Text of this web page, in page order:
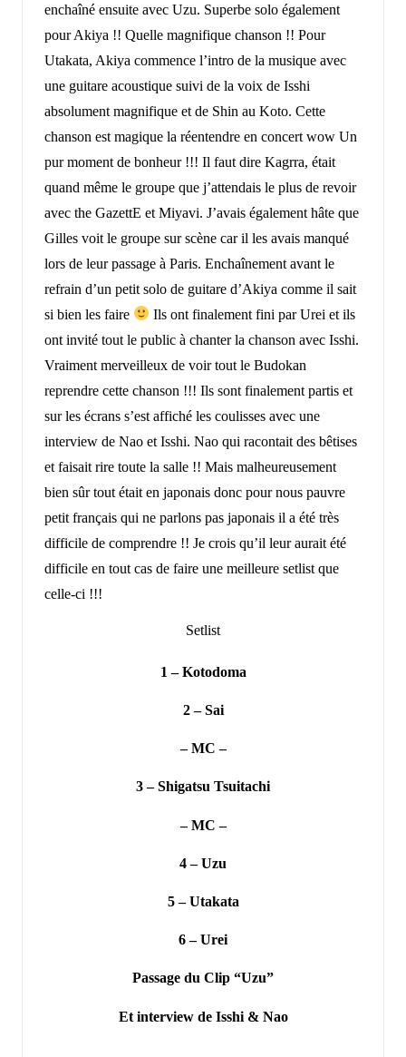
enchaîné ensuite avec Uzu. Superbe solo également
pour Akiya !! Quelle magnifique chanson !! Pour
Utakata, Akiya commence l’intro de la musique avec
une guitare acoustique suivi de la voix de Isshi
absolument magnifique et de Shin au Koto. Cette
chanson est magique la réentendre en concert wow Un
pur moment de bonheur !!! Il faut dire Kagrra, était
quand même le groupe que j’attendais le plus de revoir
avec the GazettE et Miyavi. J’avais également hâte que
Gilles voit le groupe sur scène car il les avais manqué
lors de leur passage à Paris. Enchaînement avant le
refrain d’un petit solo de guitare d’Akiya comme il sait
si bien les faire
Ils ont finalement fini par Urei et ils
ont invité tout le public à chanter la chanson avec Isshi.
Vraiment merveilleux de voir tout le Budokan
reprendre cette chanson !!! Ils sont finalement partis et
sur les écrans s’est affiché les coulisses avec une
interview de Nao et Isshi. Nao qui racontait des bêtises
et faisait rire toute la salle !! Mais malheureusement
bien sûr tout était en japonais donc pour nous pauvre
petit français qui ne parlons pas japonais il a été très
difficile de comprendre !! Je crois qu’il leur aurait été
difficile en tout cas de faire une meilleure setlist que
celle-ci !!!
Setlist
1 – Kotodoma
2 – Sai
– MC –
3 – Shigatsu Tsuitachi
– MC –
4 – Uzu
5 – Utakata
6 – Urei
Passage du Clip “Uzu”
Et interview de Isshi & Nao